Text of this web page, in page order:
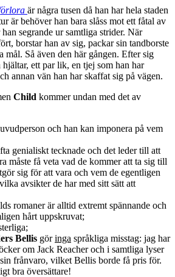
är några tusen då han har hela staden
är behöver han bara slåss mot ett fåtal av
segrande ur samtliga strider. När
borstar han av sig, packar sin tandborste
mål. Så även den här gången. Efter sig
hjältar, ett par lik, en tjej som han har
annan vän han har skaffat sig på vägen.
Child kommer undan med det av
och han kan imponera på vem
genialiskt tecknade och det leder till att
måste få veta vad de kommer att ta sig till
sig för att vara och vem de egentligen
avsikter de har med sitt sätt att
romaner är alltid extremt spännande och
hårt uppskruvat;
Bellis göringa språkliga misstag: jag har
om Jack Reacher och i samtliga lyser
frånvaro, vilket Bellis borde få pris för.
bra översättare!